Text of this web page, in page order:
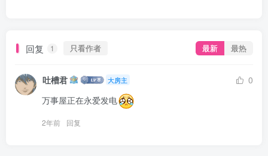
回复 1 只看作者 最新 最热
吐槽君 大房主
0
万事屋正在永爱发电
2年前 回复